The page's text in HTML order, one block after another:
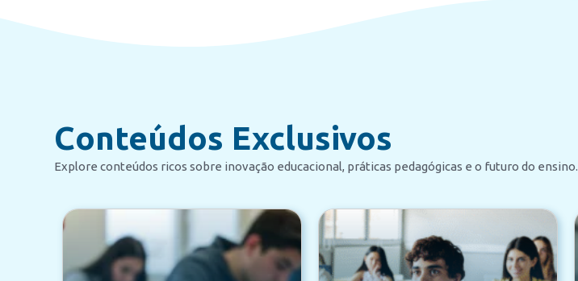
Conteúdos Exclusivos
Explore conteúdos ricos sobre inovação educacional, práticas pedagógicas e o futuro do ensino.